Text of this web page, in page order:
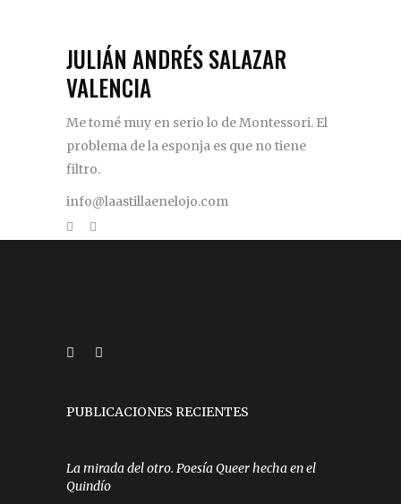
JULIÁN ANDRÉS SALAZAR
VALENCIA
Me tomé muy en serio lo de Montessori. El
problema de la esponja es que no tiene
filtro.
info@laastillaenelojo.com
PUBLICACIONES RECIENTES
La mirada del otro. Poesía Queer hecha en el
Quindío